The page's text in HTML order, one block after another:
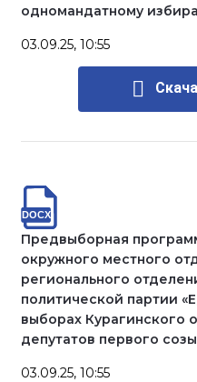
одномандатному
03.09.25, 10:55
Предвыборная
окружного местного
регионального
политической партии
выборах Курагинского
депутатов первого
03.09.25, 10:55